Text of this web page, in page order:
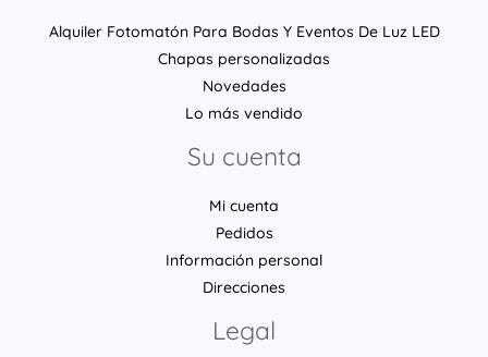
Alquiler Fotomatón Para Bodas Y Eventos De Luz LED
Chapas personalizadas
Novedades
Lo más vendido
Su cuenta
Mi cuenta
Pedidos
Información personal
Direcciones
Legal